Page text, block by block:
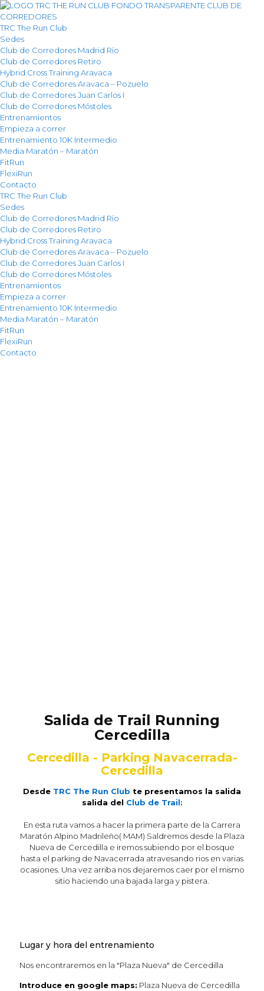
TRC The Run Club
Sedes
Club de Corredores Madrid Río
Club de Corredores Retiro
Hybrid Cross Training Aravaca
Club de Corredores Aravaca – Pozuelo
Club de Corredores Juan Carlos I
Club de Corredores Móstoles
Entrenamientos
Empieza a correr
Entrenamiento 10K Intermedio
Media Maratón – Maratón
FitRun
FlexiRun
Contacto
TRC The Run Club
Sedes
Club de Corredores Madrid Río
Club de Corredores Retiro
Hybrid Cross Training Aravaca
Club de Corredores Aravaca – Pozuelo
Club de Corredores Juan Carlos I
Club de Corredores Móstoles
Entrenamientos
Empieza a correr
Entrenamiento 10K Intermedio
Media Maratón – Maratón
FitRun
FlexiRun
Contacto
Salida de Trail Running
Cercedilla
Cercedilla - Parking Navacerrada-
Cercedilla
Desde TRC The Run Club te presentamos la salida
salida del Club de Trail:
En esta ruta vamos a hacer la primera parte de la Carrera
Maratón Alpino Madrileño( MAM) Saldremos desde la Plaza
Nueva de Cercedilla e iremos subiendo por el bosque
hasta el parking de Navacerrada atravesando rios en varias
ocasiones. Una vez arriba nos dejaremos caer por el mismo
sitio haciendo una bajada larga y pistera.
Lugar y hora del entrenamiento
Nos encontraremos en la "Plaza Nueva" de Cercedilla
Introduce en google maps: Plaza Nueva de Cercedilla